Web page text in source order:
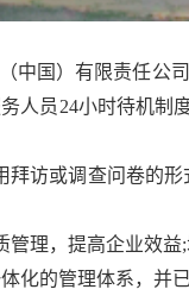
中国）有限责任公
人员24小时待机制
拜访或调查问卷的
管理，提高企业效
化的管理体系，并